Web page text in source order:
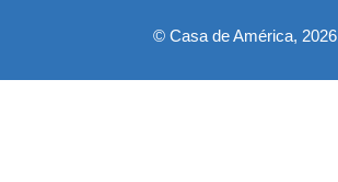
© Casa de América, 2026